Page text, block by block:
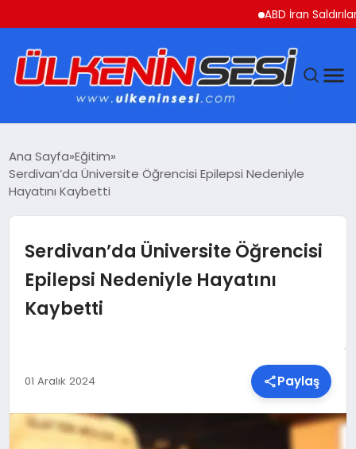
ABD İran Saldırılarını
EKONOMI
SAĞLIK
TEKNOLOJI
Ana Sayfa Eğitim
Serdivan’da Üniversite Öğrencisi Epilepsi Nedeniyle
Hayatını Kaybetti
Serdivan’da Üniversite Öğrencisi
Epilepsi Nedeniyle Hayatını
Kaybetti
01 Aralık 2024 Paylaş